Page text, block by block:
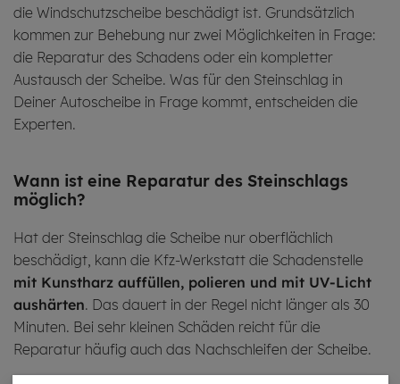
die Windschutzscheibe beschädigt ist. Grundsätzlich
kommen zur Behebung nur zwei Möglichkeiten in Frage:
die Reparatur des Schadens oder ein kompletter
Austausch der Scheibe. Was für den Steinschlag in
Deiner Autoscheibe in Frage kommt, entscheiden die
Experten.
Wann ist eine Repa­ratur des Stein­schlags
mög­lich?
Hat der Steinschlag die Scheibe nur oberflächlich
beschädigt, kann die Kfz-Werkstatt die Schadenstelle
mit Kunstharz auffüllen, polieren und mit UV-Licht
aushärten. Das dauert in der Regel nicht länger als 30
Minuten. Bei sehr kleinen Schäden reicht für die
Reparatur häufig auch das Nachschleifen der Scheibe.